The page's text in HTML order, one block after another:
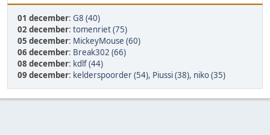
01 december: G8 (40)
02 december: tomenriet (75)
05 december: MickeyMouse (60)
06 december: Break302 (66)
08 december: kdlf (44)
09 december: kelderspoorder (54), Piussi (38), niko (35)